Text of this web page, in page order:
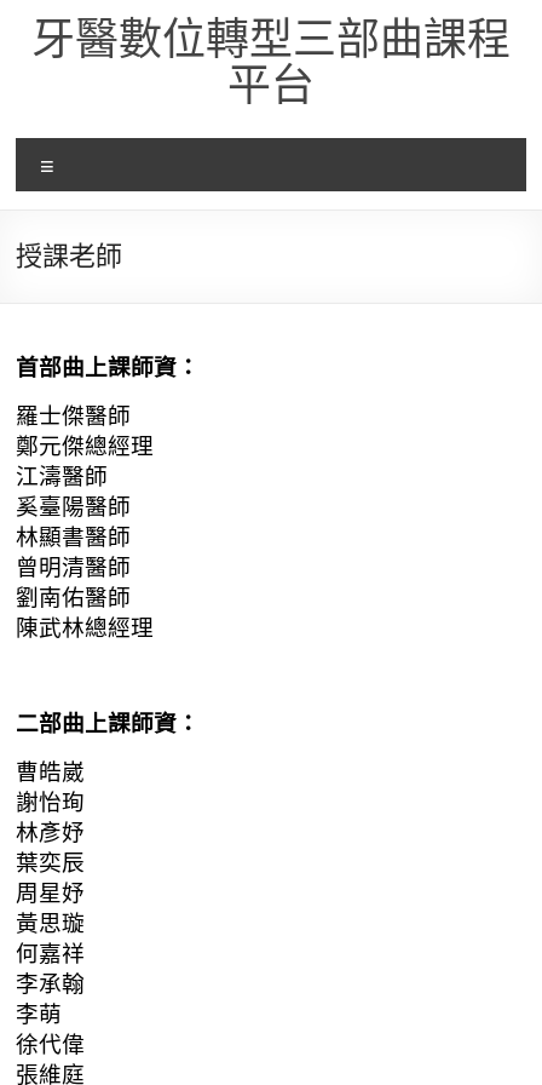
content牙醫數位轉型三部曲課程
平台
單
授課老師
首部曲上課師資：
羅士傑醫師
鄭元傑總經理
江濤醫師
奚臺陽醫師
林顯書醫師
曾明清醫師
劉南佑醫師
陳武林總經理
二部曲上課師資：
曹皓崴
謝怡珣
林彥妤
葉奕辰
周星妤
黃思璇
何嘉祥
李承翰
李萌
徐代偉
張維庭